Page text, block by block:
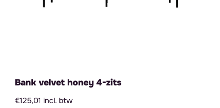
Bank velvet honey 4-zits
€125,01 incl. btw